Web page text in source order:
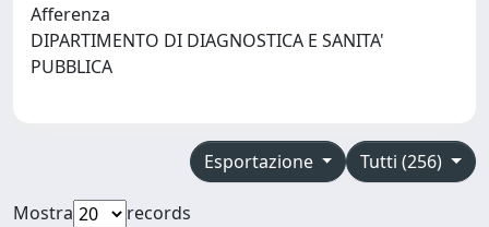
Afferenza
DIPARTIMENTO DI DIAGNOSTICA E SANITA'
PUBBLICA
Tutti (256)
Esportazione
Mostra
records